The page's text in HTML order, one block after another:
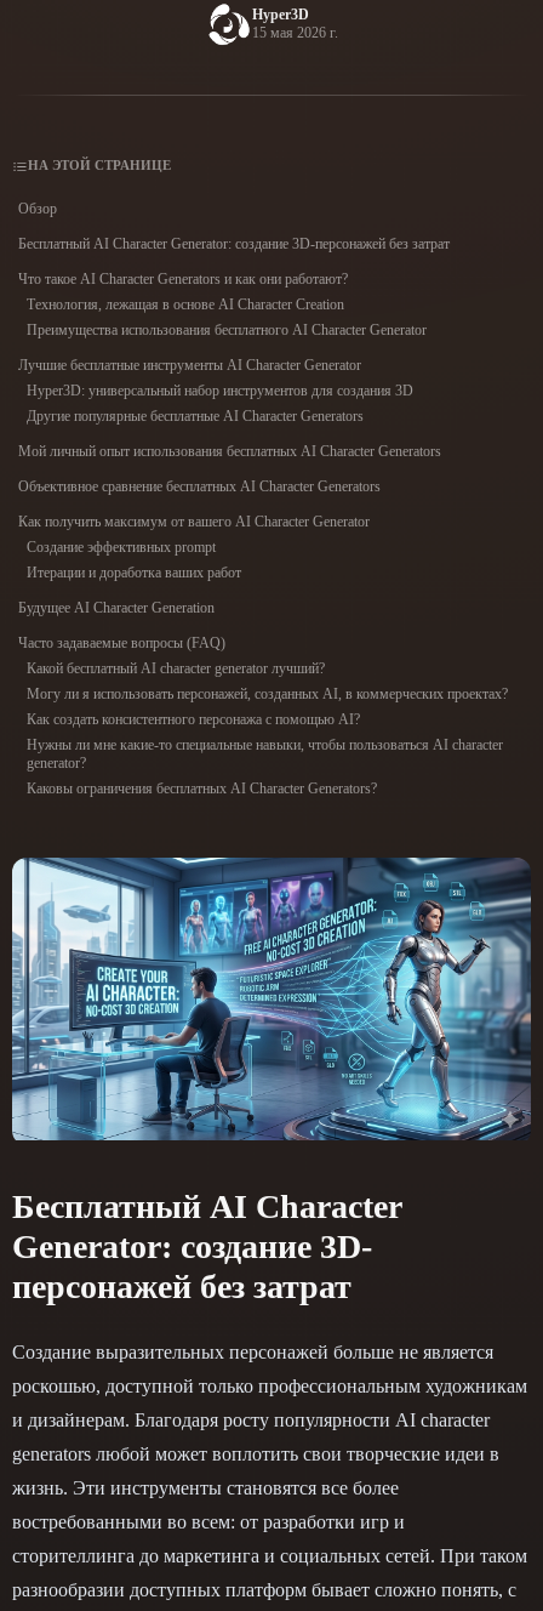
Генератор AI HDRI
Game
Automotive
NFT Creation
Metaverse Jewelry Design
Engineering
Плагины
Blender
ComfyUI
Abstract Anime Cartoon
Gothic Hand-Painted
Industrial Isometric Low Poly
Minimalist Modern Organic Photorealistic
Pixel Art Realistic Retro Stylized
Voxel
Hyper3D
15 мая 2026 г.
НА ЭТОЙ СТРАНИЦЕ
Обзор
Бесплатный AI Character Generator: создание 3D-персонажей без затрат
Что такое AI Character Generators и как они работают?
Технология, лежащая в основе AI Character Creation
Преимущества использования бесплатного AI Character Generator
Лучшие бесплатные инструменты AI Character Generator
Hyper3D: универсальный набор инструментов для создания 3D
Другие популярные бесплатные AI Character Generators
Мой личный опыт использования бесплатных AI Character Generators
Объективное сравнение бесплатных AI Character Generators
Как получить максимум от вашего AI Character Generator
Создание эффективных prompt
Итерации и доработка ваших работ
Будущее AI Character Generation
Часто задаваемые вопросы (FAQ)
Какой бесплатный AI character generator лучший?
Могу ли я использовать персонажей, созданных AI, в коммерческих проектах?
Как создать консистентного персонажа с помощью AI?
Нужны ли мне какие-то специальные навыки, чтобы пользоваться AI character
generator?
Каковы ограничения бесплатных AI Character Generators?
Бесплатный AI Character
Generator: создание 3D-
персонажей без затрат
Создание выразительных персонажей больше не является
роскошью, доступной только профессиональным художникам
и дизайнерам. Благодаря росту популярности AI character
generators любой может воплотить свои творческие идеи в
жизнь. Эти инструменты становятся все более
востребованными во всем: от разработки игр и
сторителлинга до маркетинга и социальных сетей. При таком
разнообразии доступных платформ бывает сложно понять, с